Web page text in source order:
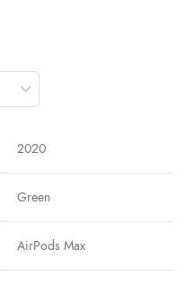
2020
Green
AirPods Max